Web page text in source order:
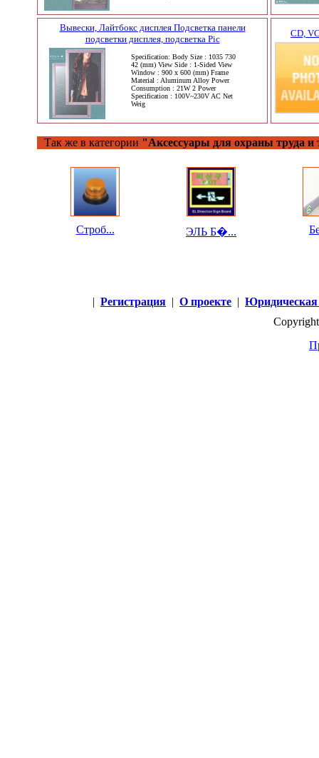
Вывески, Лайтбокс дисплея Подсветка панели
подсветки дисплея, подсветка Pic
Specification: Body Size : 1035 730
42 (mm) View Side : 1-Sided View
Window : 900 x 600 (mm) Frame
Material : Aluminum Alloy Power
Consumption : 21W 2 Power
Specification : 100V~230V AC Net
Weig
CD,
Так же в категории "Аксессуары для охраны труда и
Строб... ЭЛЬ Б�...
| Регистрация | О проекте |